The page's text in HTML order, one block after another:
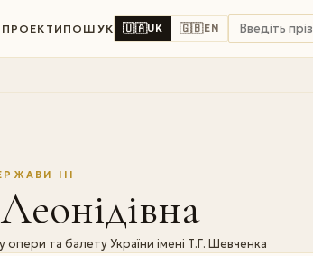
ПРОЕКТИ ПОШУК 🇺🇦UK 🇬🇧EN
III
та балету України імені Т.Г. Шевченка